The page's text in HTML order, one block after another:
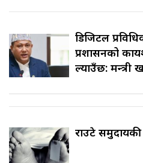
डिजिटल
प्रशासनको
ल्याउँछ: मन्त्री
राउटे